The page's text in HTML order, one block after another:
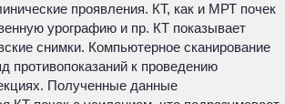
проявления. КТ, как и МРТ почек
урографию и пр. КТ показывает
снимки. Компьютерное сканирование
противопоказаний к проведению
Полученные данные